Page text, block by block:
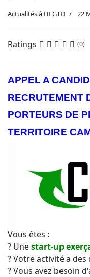
Actualités à HEGTD 22
Ratings (0)
APPEL A
RECRUTEMENT
PORTEURS DE
TERRITOIRE
Vous êtes :
? Unestart-up
? Votre activité a
? Vous avez besoin